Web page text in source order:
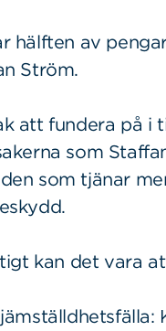
hälften av
Ström.
att fundera på i
som
som tjänar
kan det vara